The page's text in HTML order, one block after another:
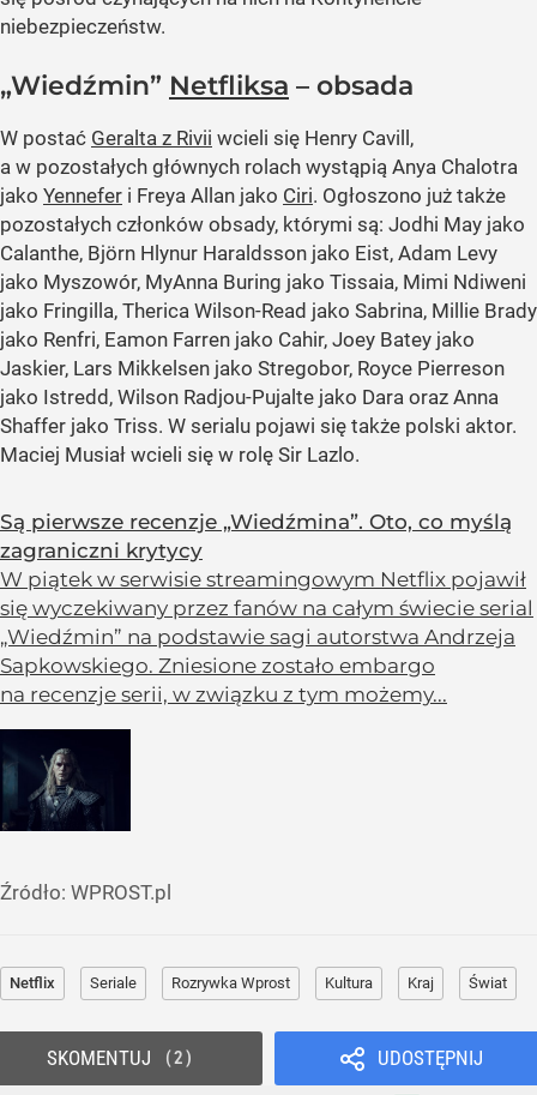
niebezpieczeństw.
„Wiedźmin” Netfliksa – obsada
W postać Geralta z Rivii wcieli się Henry Cavill,
a w pozostałych głównych rolach wystąpią Anya Chalotra
jako Yennefer i Freya Allan jako Ciri. Ogłoszono już także
pozostałych członków obsady, którymi są: Jodhi May jako
Calanthe, Björn Hlynur Haraldsson jako Eist, Adam Levy
jako Myszowór, MyAnna Buring jako Tissaia, Mimi Ndiweni
jako Fringilla, Therica Wilson-Read jako Sabrina, Millie Brady
jako Renfri, Eamon Farren jako Cahir, Joey Batey jako
Jaskier, Lars Mikkelsen jako Stregobor, Royce Pierreson
jako Istredd, Wilson Radjou-Pujalte jako Dara oraz Anna
Shaffer jako Triss. W serialu pojawi się także polski aktor.
Maciej Musiał wcieli się w rolę Sir Lazlo.
Są pierwsze recenzje „Wiedźmina”. Oto, co myślą
zagraniczni krytycy
W piątek w serwisie streamingowym Netflix pojawił
się wyczekiwany przez fanów na całym świecie serial
„Wiedźmin” na podstawie sagi autorstwa Andrzeja
Sapkowskiego. Zniesione zostało embargo
na recenzje serii, w związku z tym możemy...
Źródło: WPROST.pl
Netflix Seriale Rozrywka Wprost Kultura Kraj Świat
UDOSTĘPNIJ
SKOMENTUJ 2